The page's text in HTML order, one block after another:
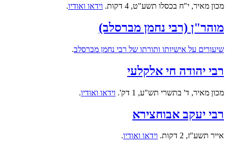
מכון מאיר, י"ח בכסלו תשע"ט, 4 דקות. וידאו ואודיו.
מוהר"ן (רבי נחמן מברסלב)
שיעורים על אישיותו ותורתו של רבי נחמן מברסלב.
רבי יהודה חי אלקלעי
מכון מאיר, ד' בתשרי תש"ע, 1 דק'. וידאו ואודיו.
רבי יעקב אבוחצירא
אייר תשע"ז, 2 דקות. וידאו ואודיו.